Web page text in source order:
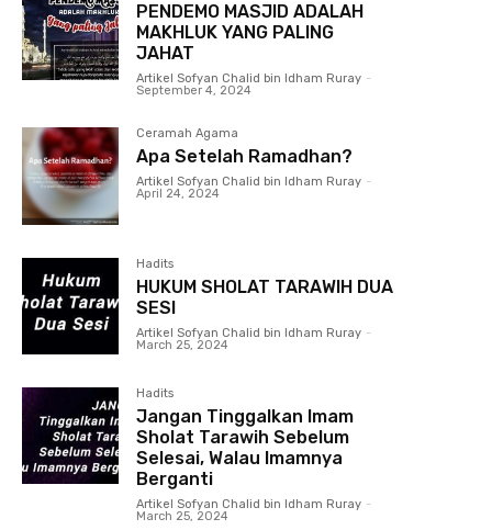
PENDEMO MASJID ADALAH
MAKHLUK YANG PALING
JAHAT
Artikel Sofyan Chalid bin Idham Ruray -
September 4, 2024
Ceramah Agama
Apa Setelah Ramadhan?
Artikel Sofyan Chalid bin Idham Ruray -
April 24, 2024
Hadits
HUKUM SHOLAT TARAWIH DUA
SESI
Artikel Sofyan Chalid bin Idham Ruray -
March 25, 2024
Hadits
Jangan Tinggalkan Imam
Sholat Tarawih Sebelum
Selesai, Walau Imamnya
Berganti
Artikel Sofyan Chalid bin Idham Ruray -
March 25, 2024